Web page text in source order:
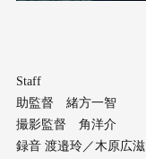
Staff
助監督 緒方一智
撮影監督 角洋介
録音 渡邉玲／木原広滋